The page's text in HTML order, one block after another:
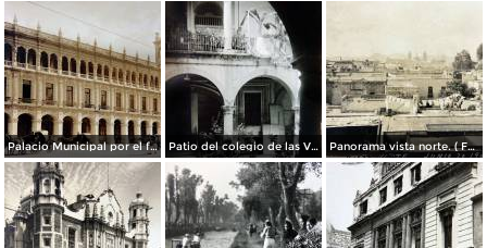
Palacio Municipal por el fotografo Hugo Brehme.. Patio del colegio de las Vizcainas por el fotografo Hugo Brehme. Panorama vista norte. ( Fechada el 20 de Junio de 1905 ).